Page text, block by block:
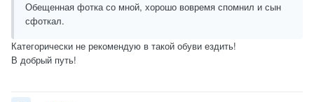
Обещенная фотка со мной, хорошо вовремя спомнил и сын
сфоткал.
Категорически не рекомендую в такой обуви ездить!
В добрый путь!